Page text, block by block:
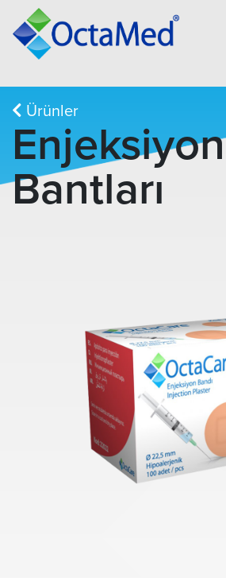
Ürünler
Enjeksiyon
Bantları